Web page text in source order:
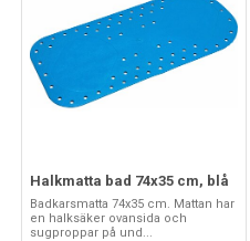
Halkmatta bad 74x35 cm, blå
Badkarsmatta 74x35 cm. Mattan har
en halksäker ovansida och
sugproppar på und...